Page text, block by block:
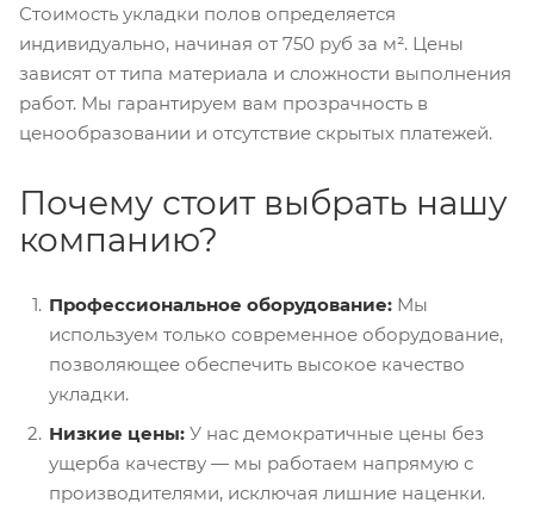
Стоимость укладки полов определяется
индивидуально, начиная от 750 руб за м². Цены
зависят от типа материала и сложности выполнения
работ. Мы гарантируем вам прозрачность в
ценообразовании и отсутствие скрытых платежей.
Почему стоит выбрать нашу
компанию?
Профессиональное оборудование: Мы
используем только современное оборудование,
позволяющее обеспечить высокое качество
укладки.
Низкие цены: У нас демократичные цены без
ущерба качеству — мы работаем напрямую с
производителями, исключая лишние наценки.